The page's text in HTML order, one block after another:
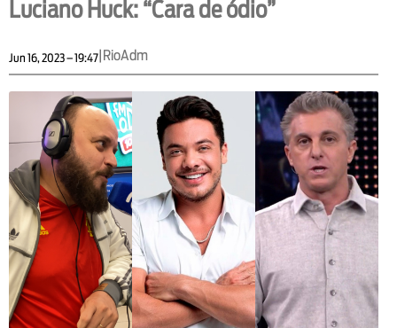
Luciano Huck: “Cara de ódio”
Jun 16, 2023 – 19:47 RioAdm